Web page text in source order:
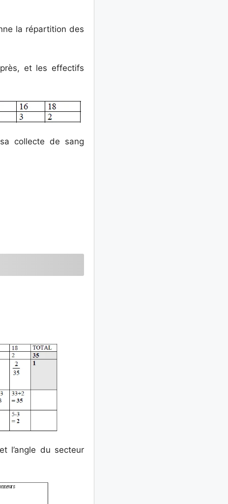
la répartition des
près, et les effectifs
collecte de sang
l’angle du secteur